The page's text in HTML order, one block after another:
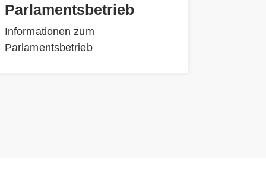
Parlamentsbetrieb
Informationen zum
Parlamentsbetrieb